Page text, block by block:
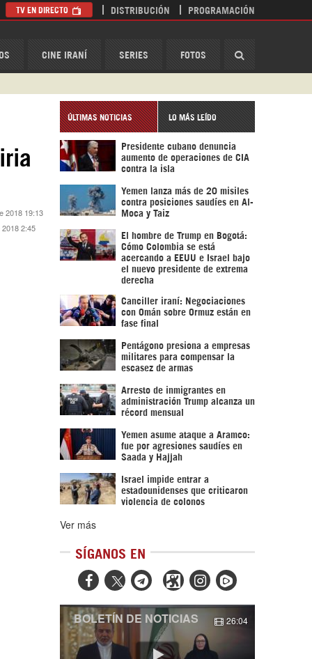
CINE IRANÍ SERIES FOTOS
TV EN DIRECTO DISTRIBUCIÓN PROGRAMACIÓN
2018 19:13
2:45
ÚLTIMAS NOTICIAS LO MÁS LEÍDO
Presidente cubano denuncia
aumento de operaciones de CIA
contra la isla
Yemen lanza más de 20 misiles
contra posiciones saudíes en Al-
Moca y Taiz
El hombre de Trump en Bogotá:
Cómo Colombia se está
acercando a EEUU e Israel bajo
el nuevo presidente de extrema
derecha
Canciller iraní: Negociaciones
con Omán sobre Ormuz están en
fase final
Pentágono presiona a empresas
militares para compensar la
escasez de armas
Arresto de inmigrantes en
administración Trump alcanza un
récord mensual
Yemen asume ataque a Aramco:
fue por agresiones saudíes en
Saada y Hajjah
Israel impide entrar a
estadounidenses que criticaron
violencia de colonos
Ver más
SÍGANOS EN
  
BOLETÍN DE NOTICIAS 26:04